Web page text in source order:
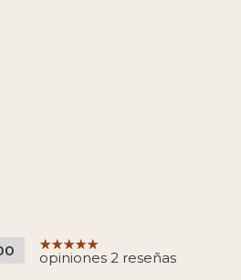
opiniones 2 reseñas